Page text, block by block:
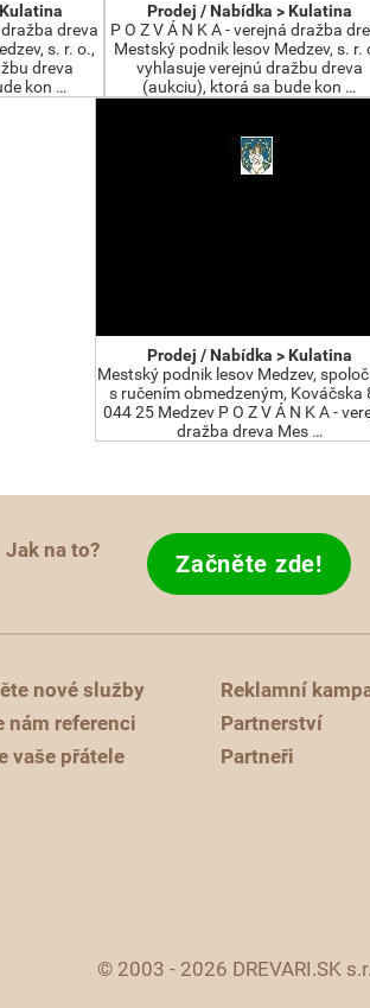
dražba dreva
s. r. o.,
dreva
kon …
Prodej / Nabídka > Kulatina
P O Z V Á N K A - verejná dražba
Mestský podnik lesov Medzev, s. r.
vyhlasuje verejnú dražbu dreva
(aukciu), ktorá sa bude kon …
Prodej / Nabídka > Kulatina
Mestský podnik lesov Medzev,
s ručením obmedzeným, Kováčska
044 25 Medzev P O Z V Á N K A -
dražba dreva Mes …
Jak na to? Začněte zde!
nové služby
nám referenci
vaše přátele
Reklamní
Partnerství
Partneři
© 2003 - 2026 DREVARI.SK